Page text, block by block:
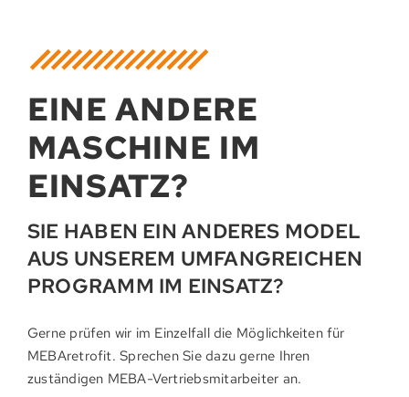
EINE ANDERE
MASCHINE IM
EINSATZ?
SIE HABEN EIN ANDERES MODEL
AUS UNSEREM UMFANGREICHEN
PROGRAMM IM EINSATZ?
Gerne prüfen wir im Einzelfall die Möglichkeiten für
MEBAretrofit. Sprechen Sie dazu gerne Ihren
zuständigen MEBA-Vertriebsmitarbeiter an.